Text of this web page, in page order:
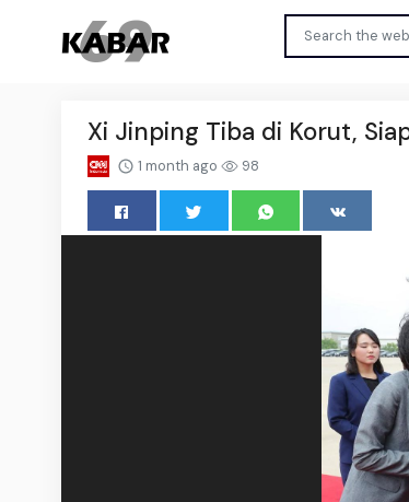
Xi Jinping Tiba di Korut,
1 month ago 98